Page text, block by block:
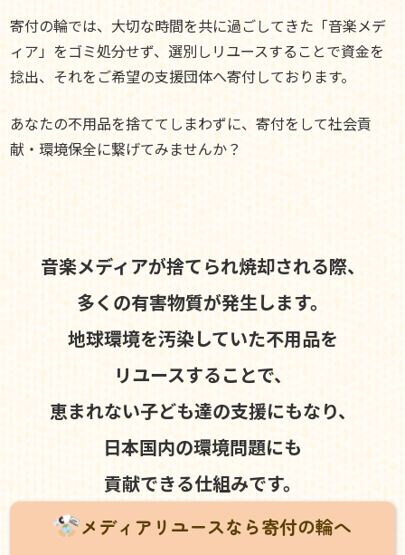
寄付の輪では、大切な時間を共に過ごしてきた「音楽メデ
ィア」をゴミ処分せず、選別しリユースすることで資金を
捻出、それをご希望の支援団体へ寄付しております。
あなたの不用品を捨ててしまわずに、寄付をして社会貢
献・環境保全に繋げてみませんか？
音楽メディアが捨てられ焼却される際、
多くの有害物質が発生します。
地球環境を汚染していた不用品を
リユースすることで、
恵まれない子ども達の支援にもなり、
日本国内の環境問題にも
貢献できる仕組みです。
メディアリユースなら寄付の輪へ